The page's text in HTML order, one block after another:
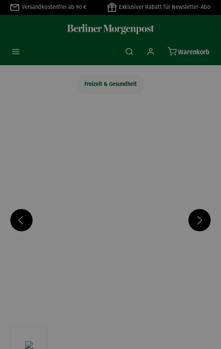
springen
Versandkostenfrei ab 90 € Exklusiver Rabatt für Newsletter-Abo
Warenkorb
Freizeit & Gesundheit